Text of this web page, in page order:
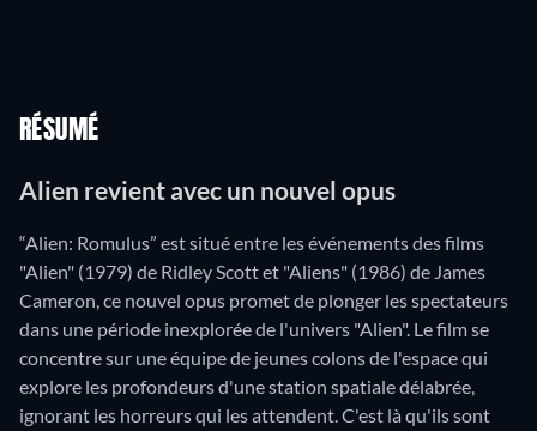
RÉSUMÉ
Alien revient avec un nouvel opus
“Alien: Romulus” est situé entre les événements des films
"Alien" (1979) de Ridley Scott et "Aliens" (1986) de James
Cameron, ce nouvel opus promet de plonger les spectateurs
dans une période inexplorée de l'univers "Alien". Le film se
concentre sur une équipe de jeunes colons de l'espace qui
explore les profondeurs d'une station spatiale délabrée,
ignorant les horreurs qui les attendent. C'est là qu'ils sont